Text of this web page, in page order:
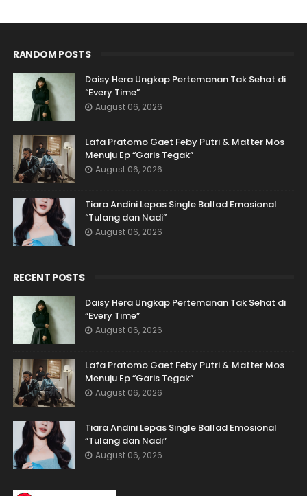
RANDOM POSTS
Daisy Hera Ungkap Pertemanan Tak Sehat di
“Every Time”
August 06, 2026
Lafa Pratomo Gaet Feby Putri & Matter Mos
Menuju Ep “Garis Tegak”
August 06, 2026
Tiara Andini Lepas Single Ballad Emosional
“Tulang dan Nadi”
August 06, 2026
RECENT POSTS
Daisy Hera Ungkap Pertemanan Tak Sehat di
“Every Time”
August 06, 2026
Lafa Pratomo Gaet Feby Putri & Matter Mos
Menuju Ep “Garis Tegak”
August 06, 2026
Tiara Andini Lepas Single Ballad Emosional
“Tulang dan Nadi”
August 06, 2026